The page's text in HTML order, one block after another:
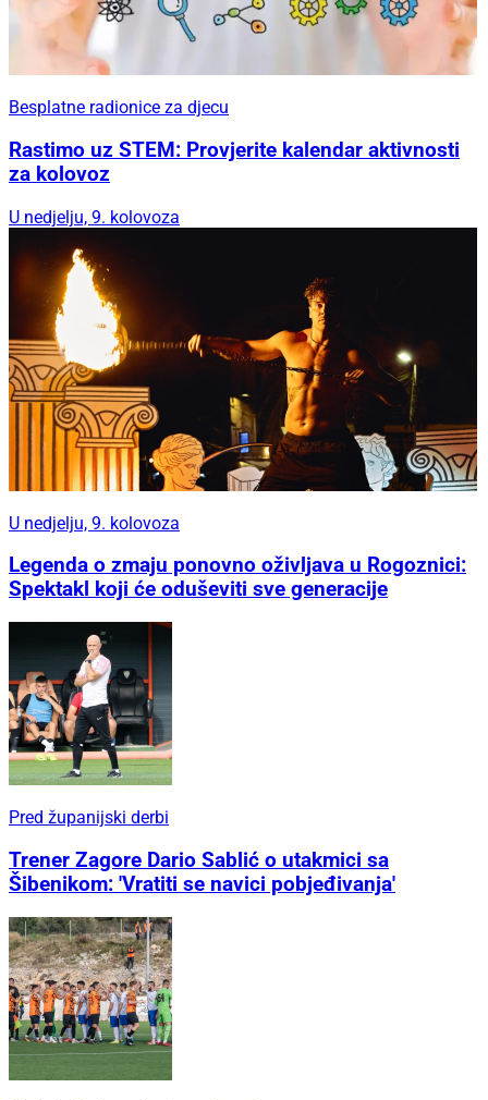
Besplatne radionice za djecu
Rastimo uz STEM: Provjerite kalendar aktivnosti
za kolovoz
U nedjelju, 9. kolovoza
U nedjelju, 9. kolovoza
Legenda o zmaju ponovno oživljava u Rogoznici:
Spektakl koji će oduševiti sve generacije
Pred županijski derbi
Trener Zagore Dario Sablić o utakmici sa
Šibenikom: 'Vratiti se navici pobjeđivanja'